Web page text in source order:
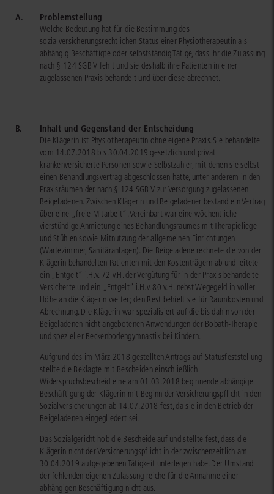
A. Problemstellung
Welche Bedeutung hat für die Bestimmung des
sozialversicherungsrechtlichen Status einer Physiotherapeutin als
abhängig Beschäftigte oder selbstständig Tätige, dass ihr die Zulassung
nach § 124 SGB V fehlt und sie deshalb ihre Patienten in einer
zugelassenen Praxis behandelt und über diese abrechnet.
B. Inhalt und Gegenstand der Entscheidung
Die Klägerin ist Physiotherapeutin ohne eigene Praxis. Sie behandelte
vom 14.07.2018 bis 30.04.2019 gesetzlich und privat
krankenversicherte Personen sowie Selbstzahler, mit denen sie selbst
einen Behandlungsvertrag abgeschlossen hatte, unter anderem in den
Praxisräumen der nach § 124 SGB V zur Versorgung zugelassenen
Beigeladenen. Zwischen Klägerin und Beigeladener bestand ein Vertrag
über eine „freie Mitarbeit“. Vereinbart war eine wöchentliche
vierstündige Anmietung eines Behandlungsraumes mit Therapieliege
und Stühlen sowie Mitnutzung der allgemeinen Einrichtungen
(Wartezimmer, Sanitäranlagen). Die Beigeladene rechnete die von der
Klägerin behandelten Patienten mit den Kostenträgern ab und leitete
ein „Entgelt“ i.H.v. 72 v.H. der Vergütung für in der Praxis behandelte
Versicherte und ein „Entgelt“ i.H.v. 80 v.H. nebst Wegegeld in voller
Höhe an die Klägerin weiter; den Rest behielt sie für Raumkosten und
Abrechnung. Die Klägerin war spezialisiert auf die bis dahin von der
Beigeladenen nicht angebotenen Anwendungen der Bobath-Therapie
und spezieller Beckenbodengymnastik bei Kindern.
Aufgrund des im März 2018 gestellten Antrags auf Statusfeststellung
stellte die Beklagte mit Bescheiden einschließlich
Widerspruchsbescheid eine am 01.03.2018 beginnende abhängige
Beschäftigung der Klägerin mit Beginn der Versicherungspflicht in den
Sozialversicherungen ab 14.07.2018 fest, da sie in den Betrieb der
Beigeladenen eingegliedert sei.
Das Sozialgericht hob die Bescheide auf und stellte fest, dass die
Klägerin nicht der Versicherungspflicht in der zwischenzeitlich am
30.04.2019 aufgegebenen Tätigkeit unterlegen habe. Der Umstand
der fehlenden eigenen Zulassung reiche für die Annahme einer
abhängigen Beschäftigung nicht aus.